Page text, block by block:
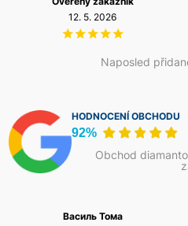
Naposled
12. 5. 2026
HODNOCENÍ OBCHODU
92%
Obchod
Василь Тома